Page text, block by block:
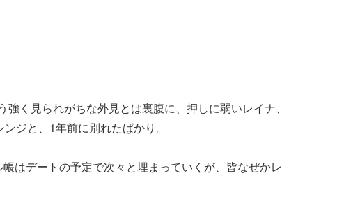
く見られがちな外見とは裏腹に、押しに弱いレイナ、
ジと、1年前に別れたばかり。
はデートの予定で次々と埋まっていくが、皆なぜかレ